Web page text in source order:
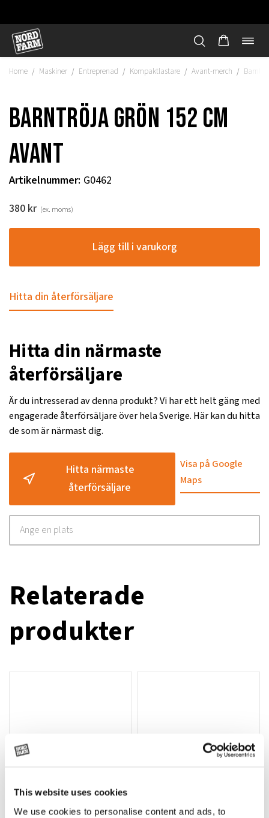
This website uses cookies
We use cookies to personalise content and ads, to
Hoppa
innehåll
Home / Maskiner / Entreprenad / Kompaktlastare / Avant-merch /
Barntröja grön 152 cm
Avant
Artikelnummer: G0462
380 kr (ex. moms)
Lägg till i varukorg
Hitta din återförsäljare
Hitta din närmaste
återförsäljare
Är du intresserad av denna produkt? Vi har ett helt gäng med
engagerade återförsäljare över hela Sverige. Här kan du hitta
de som är närmast dig.
Hitta närmaste
återförsäljare
Visa på Google
Maps
Relaterade
produkter